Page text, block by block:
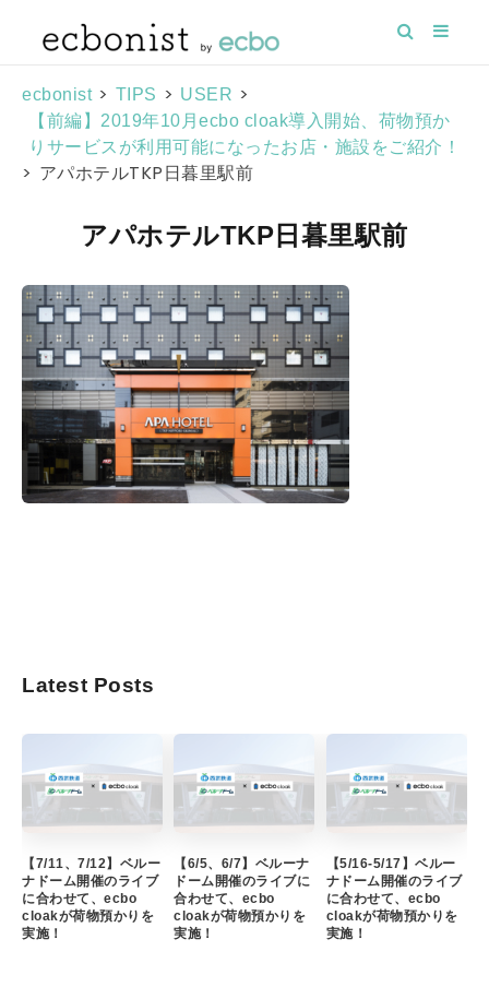
ecbonist > TIPS > USER >
【前編】2019年10月ecbo cloak導入開始、荷物預か
りサービスが利用可能になったお店・施設をご紹介！
> アパホテルTKP日暮里駅前
アパホテルTKP日暮里駅前
Latest Posts
【7/11、7/12】ベルー
ナドーム開催のライブ
に合わせて、ecbo
cloakが荷物預かりを
実施！
【6/5、6/7】ベルーナ
ドーム開催のライブに
合わせて、ecbo
cloakが荷物預かりを
実施！
【5/16-5/17】ベルー
ナドーム開催のライブ
に合わせて、ecbo
cloakが荷物預かりを
実施！